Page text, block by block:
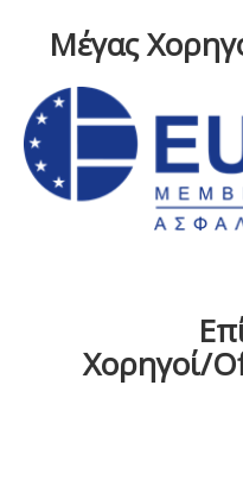
Μέγας
Χορηγοί/